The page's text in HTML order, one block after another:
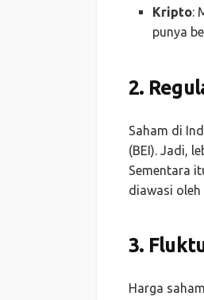
Kripto:
punya
2.
Saham di
(BEI). Jadi,
Sementara
diawasi oleh
3.
Harga